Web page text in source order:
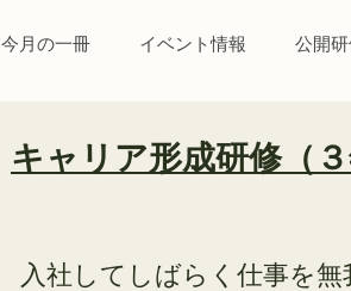
今月の一冊 イベント情報 公開
キャリア形成研修（
入社してしばらく仕事を